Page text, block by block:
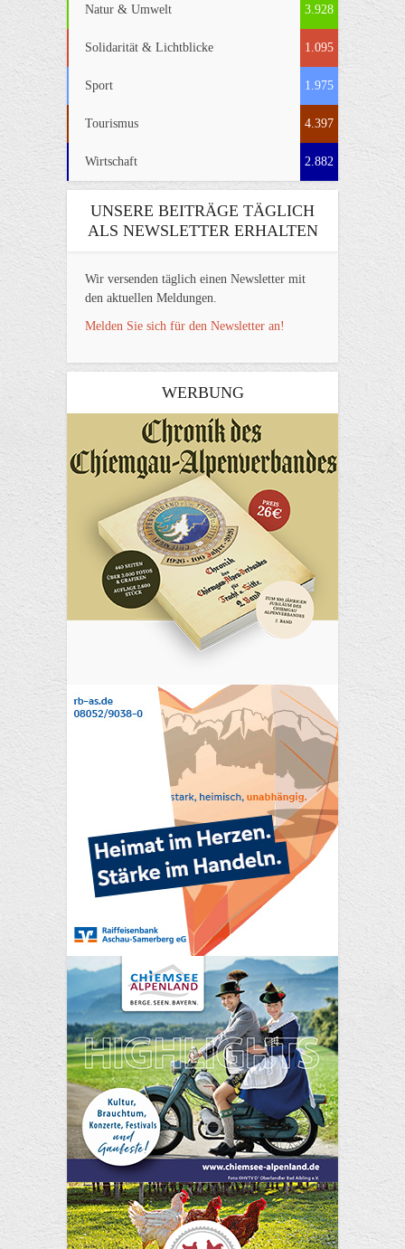
Natur & Umwelt 3.928
Solidarität & Lichtblicke 1.095
Sport 1.975
Tourismus 4.397
Wirtschaft 2.882
UNSERE BEITRÄGE TÄGLICH
ALS NEWSLETTER ERHALTEN
Wir versenden täglich einen Newsletter mit
den aktuellen Meldungen.
Melden Sie sich für den Newsletter an!
WERBUNG